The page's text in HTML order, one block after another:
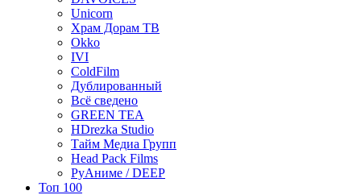
Unicorn
Храм Дорам ТВ
Okko
IVI
ColdFilm
Дублированный
Всё сведено
GREEN TEA
HDrezka Studio
Тайм Медиа Групп
Head Pack Films
РуАниме / DEEP
Топ 100